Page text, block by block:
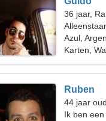
36 jaar,
Azul,
Karten,
Ruben
44 jaar
Ik ben